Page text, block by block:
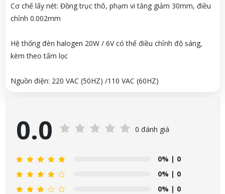
Cơ chế lấy nét: Đồng trục thô, phạm vi tăng giảm 30mm, điều
chỉnh 0.002mm
Hệ thống đèn halogen 20W / 6V có thể điều chỉnh độ sáng,
kèm theo tấm lọc
Nguồn điện: 220 VAC (50HZ) /110 VAC (60HZ)
0.0 0 đánh giá
0% | 0
0% | 0
0% | 0